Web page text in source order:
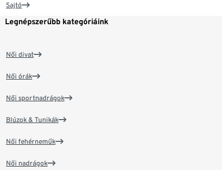
Sajtó
Legnépszerűbb kategóriáink
Női divat
Női órák
Női sportnadrágok
Blúzok & Tunikák
Női fehérneműk
Női nadrágok